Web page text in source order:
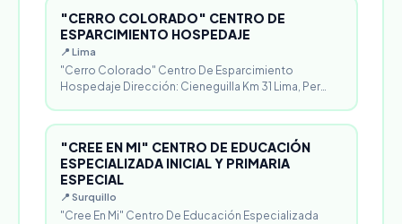
"CERRO COLORADO" CENTRO DE
ESPARCIMIENTO HOSPEDAJE
📍 Lima
"Cerro Colorado" Centro De Esparcimiento
Hospedaje Dirección: Cieneguilla Km 31 Lima, Per…
"CREE EN MI" CENTRO DE EDUCACIÓN
ESPECIALIZADA INICIAL Y PRIMARIA
ESPECIAL
📍 Surquillo
"Cree En Mi" Centro De Educación Especializada